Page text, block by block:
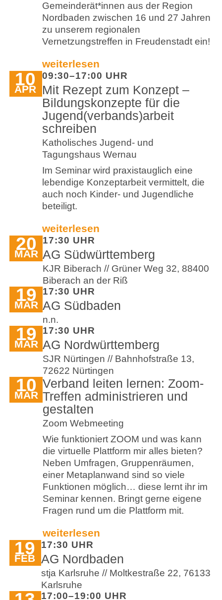
Gemeinderät*innen aus der Region
Nordbaden zwischen 16 und 27 Jahren
zu unserem regionalen
Vernetzungstreffen in Freudenstadt ein!
weiterlesen
10
APR
09:30–17:00 UHR
Mit Rezept zum Konzept –
Bildungskonzepte für die
Jugend(verbands)arbeit
schreiben
Katholisches Jugend- und
Tagungshaus Wernau
Im Seminar wird praxistauglich eine
lebendige Konzeptarbeit vermittelt, die
auch noch Kinder- und Jugendliche
beteiligt.
weiterlesen
20
MÄR
17:30 UHR
AG Südwürttemberg
KJR Biberach // Grüner Weg 32, 88400
Biberach an der Riß
19
MÄR
17:30 UHR
AG Südbaden
n.n.
19
MÄR
17:30 UHR
AG Nordwürttemberg
SJR Nürtingen // Bahnhofstraße 13,
72622 Nürtingen
10
MÄR
Verband leiten lernen: Zoom-
Treffen administrieren und
gestalten
Zoom Webmeeting
Wie funktioniert ZOOM und was kann
die virtuelle Plattform mir alles bieten?
Neben Umfragen, Gruppenräumen,
einer Metaplanwand sind so viele
Funktionen möglich… diese lernt ihr im
Seminar kennen. Bringt gerne eigene
Fragen rund um die Plattform mit.
weiterlesen
19
FEB
17:30 UHR
AG Nordbaden
stja Karlsruhe // Moltkestraße 22, 76133
Karlsruhe
17:00–19:00 UHR